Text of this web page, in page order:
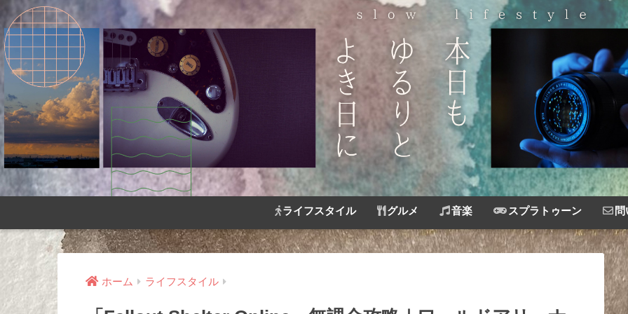
ライフスタイル グルメ 音楽 スプラトゥーン
ホーム ライフスタイル